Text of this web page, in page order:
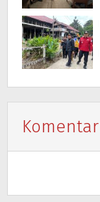
Komentar